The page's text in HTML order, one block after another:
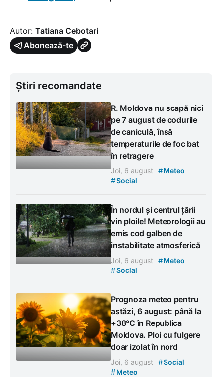
Autor: Tatiana Cebotari
Abonează-te
Știri recomandate
R. Moldova nu scapă nici
pe 7 august de codurile
de caniculă, însă
temperaturile de foc bat
în retragere
Joi, 6 august #Meteo
#Social
În nordul și centrul țării
vin ploile! Meteorologii au
emis cod galben de
instabilitate atmosferică
Joi, 6 august #Meteo
#Social
Prognoza meteo pentru
astăzi, 6 august: până la
+38°C în Republica
Moldova. Ploi cu fulgere
doar izolat în nord
Joi, 6 august #Social
#Meteo